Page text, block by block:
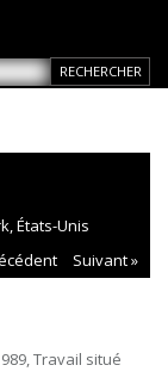
États-Unis
Suivant »
Travail situé